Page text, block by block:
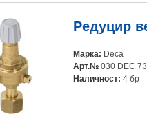
Редуцир
Марка: Deca
Арт.№ 030 DEC
Наличност: 4 бр